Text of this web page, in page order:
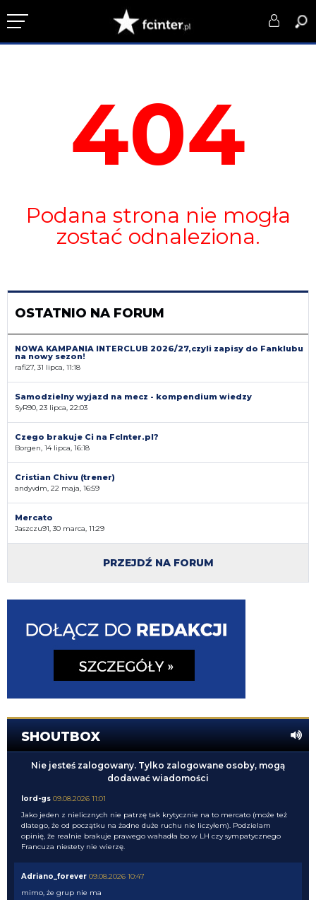
SERWIS
404
Podana strona nie mogła
zostać odnaleziona.
OSTATNIO NA FORUM
NOWA KAMPANIA INTERCLUB 2026/27,czyli zapisy do Fanklubu
na nowy sezon!
rafi27, 31 lipca, 11:18
Samodzielny wyjazd na mecz - kompendium wiedzy
SyR90, 23 lipca, 22:03
Czego brakuje Ci na FcInter.pl?
Borgen, 14 lipca, 16:18
Cristian Chivu (trener)
andyvdm, 22 maja, 16:59
Mercato
Jaszczu91, 30 marca, 11:29
PRZEJDŹ NA FORUM
SHOUTBOX
Nie jesteś zalogowany. Tylko zalogowane osoby, mogą
dodawać wiadomości
lord-gs 09.08.2026 11:01
Jako jeden z nielicznych nie patrzę tak krytycznie na to mercato (może też
dlatego, że od początku na żadne duże ruchu nie liczyłem). Podzielam
opinię, że realnie brakuje prawego wahadła bo w LH czy sympatycznego
Francuza niestety nie wierzę.
Adriano_forever 09.08.2026 10:47
mimo, że grup nie ma